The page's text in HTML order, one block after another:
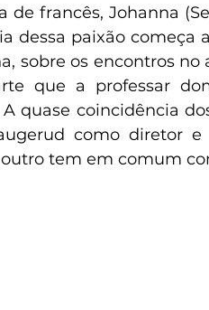
de francês, Johanna
dessa paixão começa
sobre os encontros
que a professar
A quase coincidência
como diretor
tem em comum